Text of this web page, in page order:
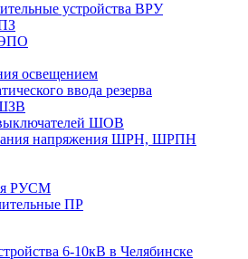
устройства ВРУ
ЭПО
освещением
ввода резерва
ШОВ
напряжения ШРН, ШРПН
РУСМ
ПР